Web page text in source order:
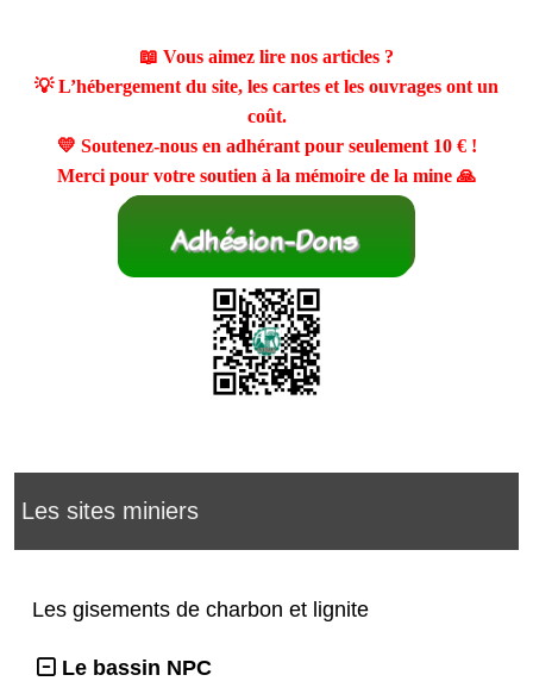
📖 Vous aimez lire nos articles ?
💡 L’hébergement du site, les cartes et les ouvrages ont un
coût.
💛 Soutenez-nous en adhérant pour seulement 10 €!
Merci pour votre soutien à la mémoire de la mine 🙏
Les sites miniers
Les gisements de charbon et lignite
Le bassin NPC